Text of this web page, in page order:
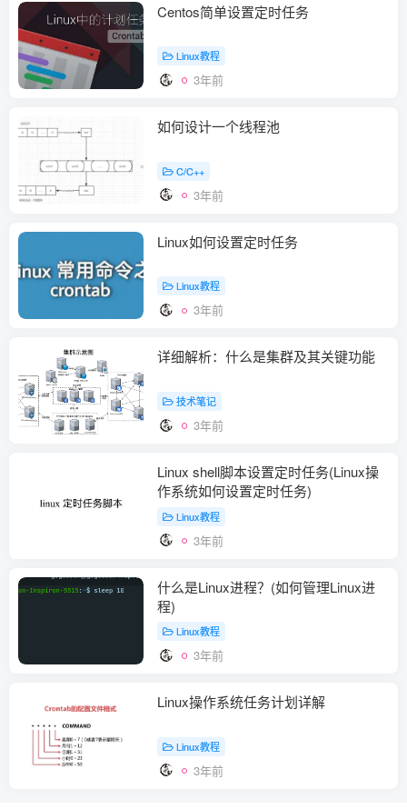
Centos简单设置定时任务
Linux教程
3年前
如何设计一个线程池
C/C++
3年前
Linux如何设置定时任务
Linux教程
3年前
详细解析：什么是集群及其关键功能
技术笔记
3年前
Linux shell脚本设置定时任务(Linux操
作系统如何设置定时任务)
Linux教程
3年前
什么是Linux进程？(如何管理Linux进
程)
Linux教程
3年前
Linux操作系统任务计划详解
Linux教程
3年前